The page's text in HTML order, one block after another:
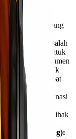
EMKL
pengiriman barang
muatan.
Ini adalah salah
jawab untuk
seperti dokumen
jalan, baik untuk
barang dapat
EMKL berkoordinasi
dan pihak-pihak
Barang (Stuffing):